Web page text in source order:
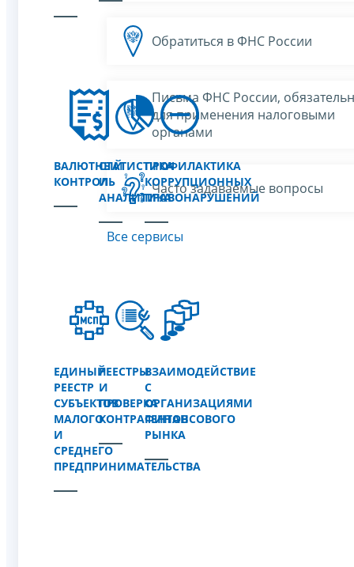
ВАЛЮТНЫЙ
КОНТРОЛЬ
СТАТИСТИКА
И
АНАЛИТИКА
ПРОФИЛАКТИКА
КОРРУПЦИОННЫХ
ПРАВОНАРУШЕНИЙ
ЕДИНЫЙ
РЕЕСТР
СУБЪЕКТОВ
МАЛОГО
И
СРЕДНЕГО
ПРЕДПРИНИМАТЕЛЬСТВА
РЕЕСТРЫ
И
ПРОВЕРКА
КОНТРАГЕНТОВ
ВЗАИМОДЕЙСТВИЕ
С
ОРГАНИЗАЦИЯМИ
ФИНАНСОВОГО
РЫНКА
Обратиться в ФНС России
Письма ФНС России,
для применения налоговыми
органами
Часто задаваемые вопросы
Все сервисы